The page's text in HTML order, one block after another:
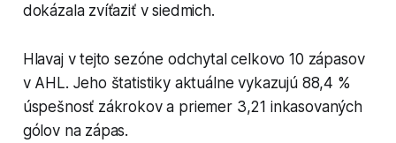
dokázala zvíťaziť v siedmich.
Hlavaj v tejto sezóne odchytal celkovo 10 zápasov
v AHL. Jeho štatistiky aktuálne vykazujú 88,4 %
úspešnosť zákrokov a priemer 3,21 inkasovaných
gólov na zápas.